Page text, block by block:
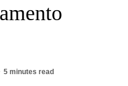
5 minutes read